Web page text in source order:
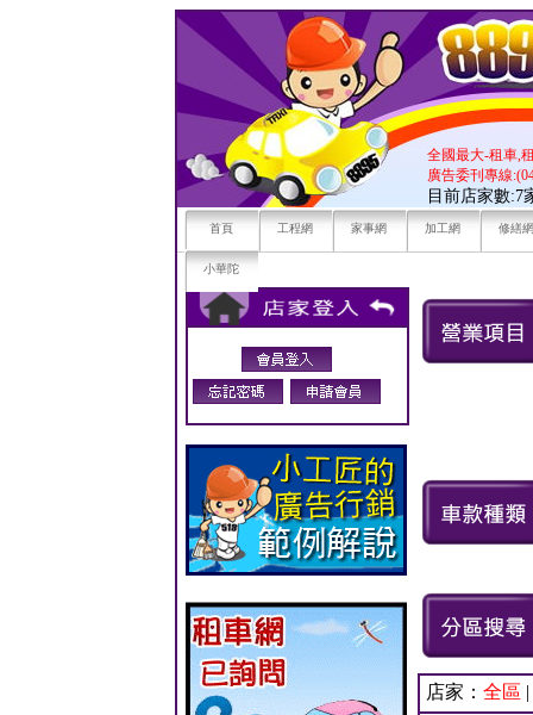
全國最大-租車,
廣告委刊專線
目前店家數
首頁 工程網 家事網 加工網 修繕網
小華陀
店家： 全區